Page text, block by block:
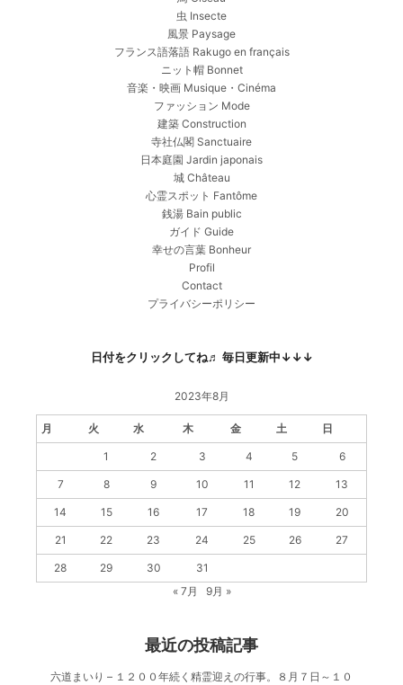
虫 Insecte
風景 Paysage
フランス語落語 Rakugo en français
ニット帽 Bonnet
音楽・映画 Musique・Cinéma
ファッション Mode
建築 Construction
寺社仏閣 Sanctuaire
日本庭園 Jardin japonais
城 Château
心霊スポット Fantôme
銭湯 Bain public
ガイド Guide
幸せの言葉 Bonheur
Profil
Contact
プライバシーポリシー
日付をクリックしてね♬ 毎日更新中↓↓↓
2023年8月
月 火 水 木 金 土 日
1 2 3 4 5 6
7 8 9 10 11 12 13
14 15 16 17 18 19 20
21 22 23 24 25 26 27
28 29 30
31
« 7月
9月 »
最近の投稿記事
六道まいり – １２００年続く精霊迎えの行事。８月７日～１０